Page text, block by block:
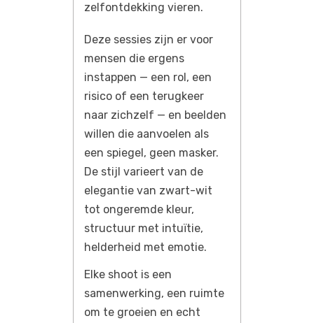
zelfontdekking vieren.
Deze sessies zijn er voor
mensen die ergens
instappen — een rol, een
risico of een terugkeer
naar zichzelf — en beelden
willen die aanvoelen als
een spiegel, geen masker.
De stijl varieert van de
elegantie van zwart-wit
tot ongeremde kleur,
structuur met intuïtie,
helderheid met emotie.
Elke shoot is een
samenwerking, een ruimte
om te groeien en echt